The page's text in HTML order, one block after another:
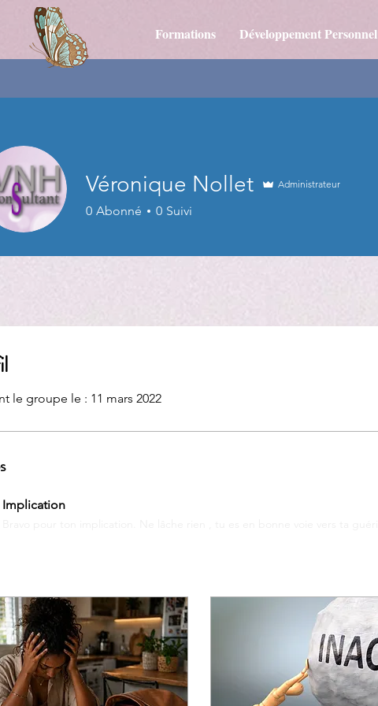
Formations Développement Personnel
le groupe le : 11 mars 2022
Implication
Véronique Nollet Administrateur
0 Abonné 0 Suivi